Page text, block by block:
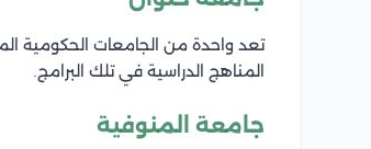
تعد واحدة من الجامعات الحكومية
المناهج الدراسية في تلك البرامج.
جامعة المنوفية